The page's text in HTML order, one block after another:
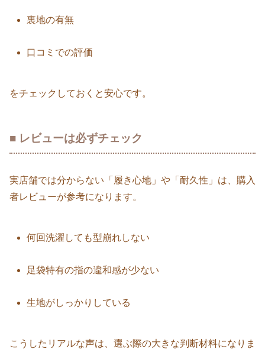
裏地の有無
口コミでの評価
をチェックしておくと安心です。
■ レビューは必ずチェック
実店舗では分からない「履き心地」や「耐久性」は、購入
者レビューが参考になります。
何回洗濯しても型崩れしない
足袋特有の指の違和感が少ない
生地がしっかりしている
こうしたリアルな声は、選ぶ際の大きな判断材料になりま